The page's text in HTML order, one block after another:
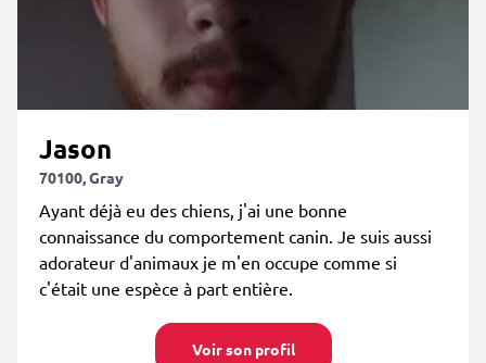
Jason
70100, Gray
Ayant déjà eu des chiens, j'ai une bonne
connaissance du comportement canin. Je suis aussi
adorateur d'animaux je m'en occupe comme si
c'était une espèce à part entière.
Voir son profil